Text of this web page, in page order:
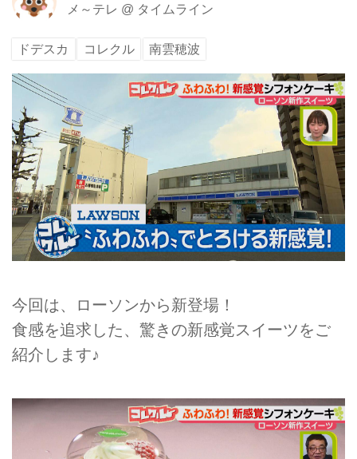
メ～テレ @ タイムライン
ドデスカ コレクル 南雲穂波
今回は、ローソンから新登場！
食感を追求した、驚きの新感覚スイーツをご
紹介します♪